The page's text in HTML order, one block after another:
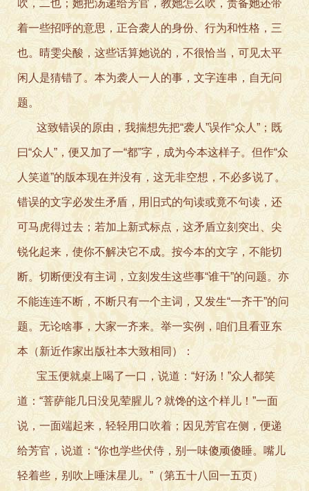
吹，二也；她把汤递给芳官，教她怎么吹，责备她还带
着一些招呼的意思，正合袭人的身份、行为和性格，三
也。晴雯尖酸，这些话算她说的，不很恰当，可见太平
闲人是猜错了。本为袭人一人的事，文字连串，自无问
题。
这致错误的原由，我揣想先把“袭人”误作“众人”；既
曰“众人”，便又加了一“都”字，成为今本这样子。但作“众
人笑道”的版本现在并没有，这无非空想，不必多说了。
错误的文字必发生矛盾，用旧式的句读或竟不句读，还
可马虎得过去；若加上新式标点，这矛盾立刻突出、尖
锐化起来，使你不解决它不成。按今本的文字，不能切
断。切断便没有主词，立刻发生这些事“谁干”的问题。亦
不能连连不断，不断只有一个主词，又发生“一齐干”的问
题。无论啥事，大家一齐来。举一实例，咱们且看亚东
本（新近作家出版社本大致相同）：
宝玉便就桌上喝了一口，说道：“好汤！”众人都笑
道：“菩萨能几日没见荤腥儿？就馋的这个样儿！”一面
说，一面端起来，轻轻用口吹着；因见芳官在侧，便递
给芳官，说道：“你也学些伏侍，别一味傻顽傻睡。嘴儿
轻着些，别吹上唾沫星儿。”（第五十八回一五页）